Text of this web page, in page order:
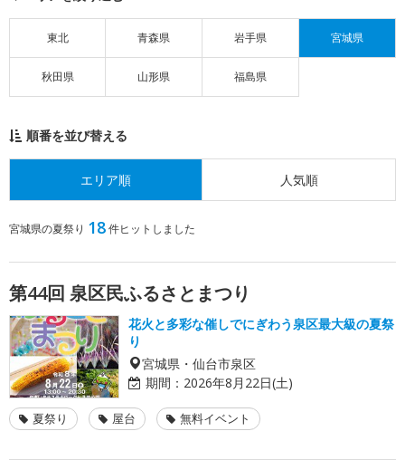
東北 青森県 岩手県 宮城県
秋田県 山形県 福島県
順番を並び替える
エリア順 人気順
宮城県の夏祭り 18件ヒットしました
第44回 泉区民ふるさとまつり
花火と多彩な催しでにぎわう泉区最大級の夏祭
り
宮城県・仙台市泉区
期間： 2026年8月22日(土)
夏祭り 屋台 無料イベント